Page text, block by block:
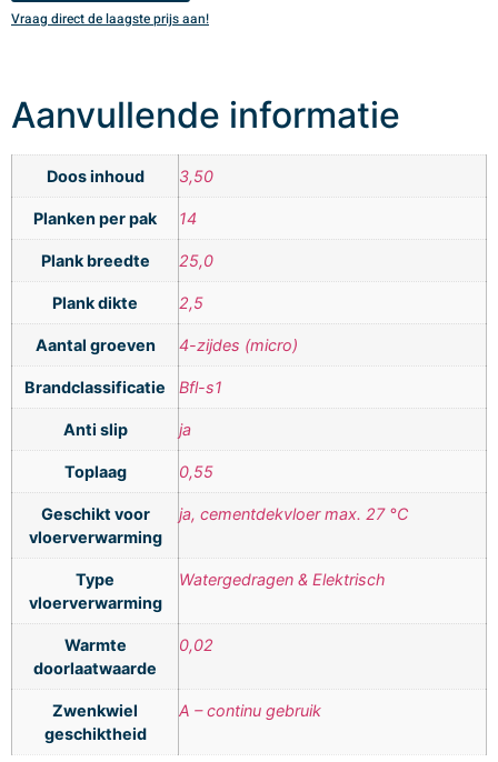
Vraag direct de laagste prijs aan!
Aanvullende informatie
Doos inhoud 3,50
Planken per pak 14
Plank breedte 25,0
Plank dikte 2,5
Aantal groeven 4-zijdes (micro)
Brandclassificatie Bfl-s1
Anti slip ja
Toplaag 0,55
Geschikt voor
vloerverwarming
ja, cementdekvloer max. 27 °C
Type
vloerverwarming
Watergedragen & Elektrisch
Warmte
doorlaatwaarde
0,02
Zwenkwiel
geschiktheid
A – continu gebruik